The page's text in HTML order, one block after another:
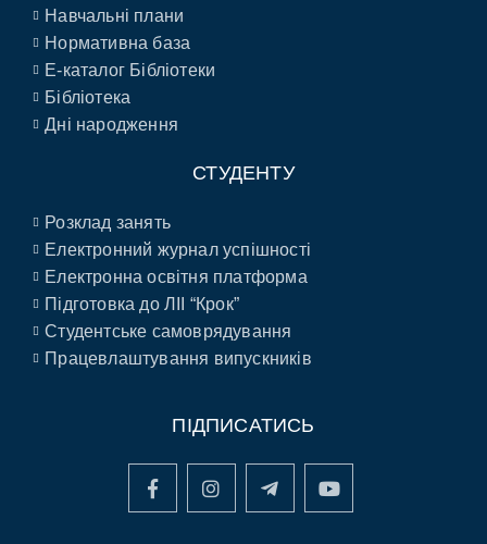
Навчальні плани
Нормативна база
E-каталог Бібліотеки
Бібліотека
Дні народження
СТУДЕНТУ
Розклад занять
Електронний журнал успішності
Електронна освітня платформа
Підготовка до ЛІІ “Крок”
Студентське самоврядування
Працевлаштування випускників
ПІДПИСАТИСЬ